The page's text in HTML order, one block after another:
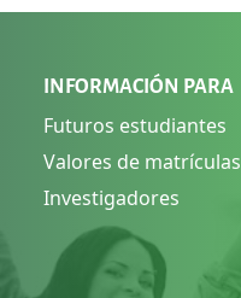
INFORMACIÓN PARA
Futuros estudiantes
Valores de matrículas
Investigadores